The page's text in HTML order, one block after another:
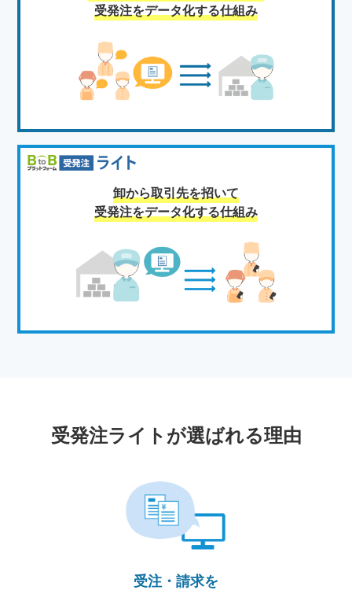
受発注をデータ化する仕組み
卸から取引先を招いて
受発注をデータ化する仕組み
受発注ライトが選ばれる理由
受注・請求を